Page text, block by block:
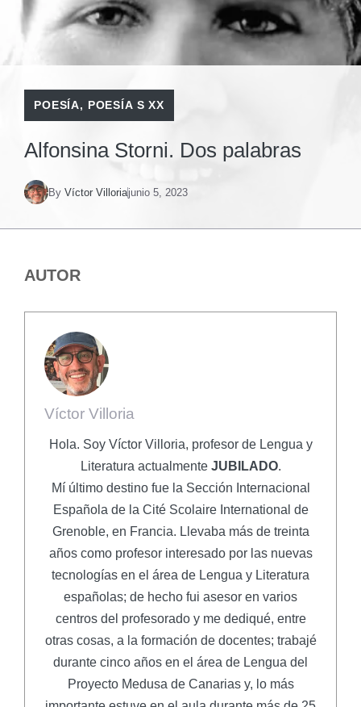
POESÍA, POESÍA S XX
Alfonsina Storni. Dos palabras
By Víctor Villoriajunio 5, 2023
AUTOR
Víctor Villoria
Hola. Soy Víctor Villoria, profesor de Lengua y
Literatura actualmente JUBILADO.
Mí último destino fue la Sección Internacional
Española de la Cité Scolaire International de
Grenoble, en Francia. Llevaba más de treinta
años como profesor interesado por las nuevas
tecnologías en el área de Lengua y Literatura
españolas; de hecho fui asesor en varios
centros del profesorado y me dediqué, entre
otras cosas, a la formación de docentes; trabajé
durante cinco años en el área de Lengua del
Proyecto Medusa de Canarias y, lo más